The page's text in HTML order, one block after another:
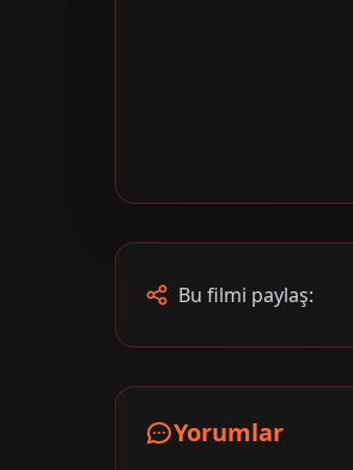
Bu filmi paylaş:
Yorumlar